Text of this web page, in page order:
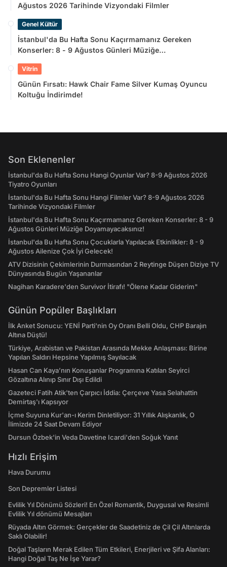
Ağustos 2026 Tarihinde Vizyondaki Filmler
Genel Kültür
İstanbul'da Bu Hafta Sonu Kaçırmamanız Gereken
Konserler: 8 - 9 Ağustos Günleri Müziğe
Vitrin
Günün Fırsatı: Hawk Chair Fame Silver Kumaş Oyuncu
Koltuğu İndirimde!
Son Eklenenler
İstanbul'da Bu Hafta Sonu Hangi Oyunlar Var? 8-9 Ağustos 2026
Tiyatro Oyunları
İstanbul'da Bu Hafta Sonu Hangi Filmler Var? 8-9 Ağustos 2026
Tarihinde Vizyondaki Filmler
İstanbul'da Bu Hafta Sonu Kaçırmamanız Gereken Konserler: 8 - 9
Ağustos Günleri Müziğe Doyamayacaksınız!
İstanbul'da Bu Hafta Sonu Çocuklarla Yapılacak Etkinlikler: 8 - 9
Ağustos Ailenize Çok İyi Gelecek!
ATV Dizisinin Çekimlerinin Durmasından 2 Reytinge Düşen Diziye TV
Dünyasında Bugün Yaşananlar
Nagihan Karadere'den Survivor İtirafı! "Ölene Kadar Giderim"
Günün Popüler Başlıkları
İlk Anket Sonucu: YENİ Parti'nin Oy Oranı Belli Oldu, CHP Barajın
Altına Düştü!
Türkiye, Arabistan ve Pakistan Arasında Mekke Anlaşması: Birine
Yapılan Saldırı Hepsine Yapılmış Sayılacak
Hasan Can Kaya’nın Konuşanlar Programına Katılan Seyirci
Gözaltına Alınıp Sınır Dışı Edildi
Gazeteci Fatih Atik'ten Çarpıcı İddia: Çerçeve Yasa Selahattin
Demirtaş'ı Kapsıyor
İçme Suyuna Kur'an-ı Kerim Dinletiliyor: 31 Yıllık Alışkanlık, O
İlimizde 24 Saat Devam Ediyor
Dursun Özbek'in Veda Davetine Icardi'den Soğuk Yanıt
Hızlı Erişim
Hava Durumu
Son Depremler Listesi
Evlilik Yıl Dönümü Sözleri! En Özel Romantik, Duygusal ve Resimli
Evlilik Yıl dönümü Mesajları
Rüyada Altın Görmek: Gerçekler de Saadetiniz de Çil Çil Altınlarda
Saklı Olabilir!
Doğal Taşların Merak Edilen Tüm Etkileri, Enerjileri ve Şifa Alanları:
Hangi Doğal Taş Ne İşe Yarar?